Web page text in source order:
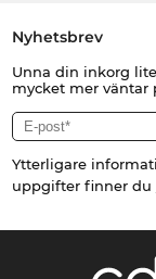
Nyhetsbrev
Unna din inkorg
mycket mer väntar
Ytterligare
uppgifter finner du